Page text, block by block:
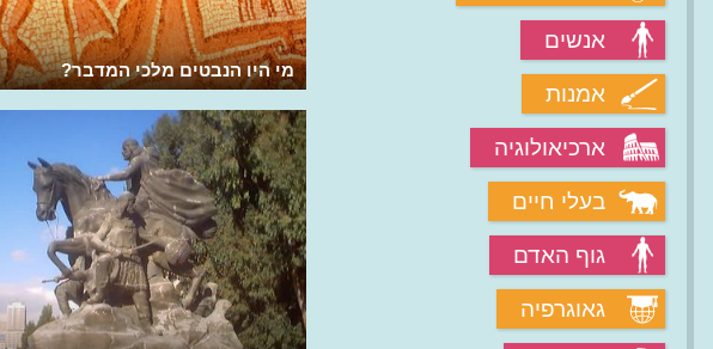
אנשים
אמנות
ארכיאולוגיה
בעלי חיים
גוף האדם
גאוגרפיה
מי היו הנבטים מלכי המדבר?